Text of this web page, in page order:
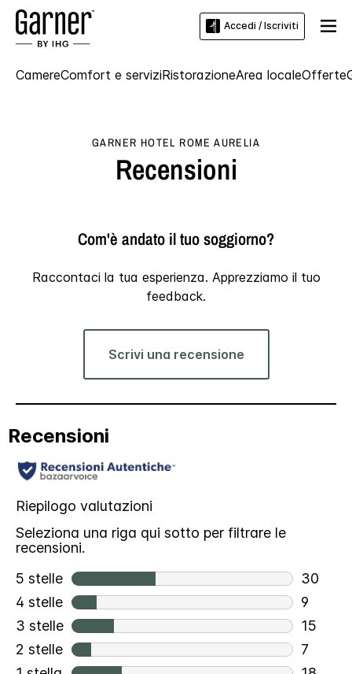
Accedi / Iscriviti
CamereComfort e serviziRistorazioneArea localeOfferte
GARNER HOTEL ROME AURELIA
Recensioni
Com'è andato il tuo soggiorno?
Raccontaci la tua esperienza. Apprezziamo il tuo
feedback.
Scrivi una recensione